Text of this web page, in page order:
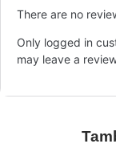
There are no
Only logged in
may leave a